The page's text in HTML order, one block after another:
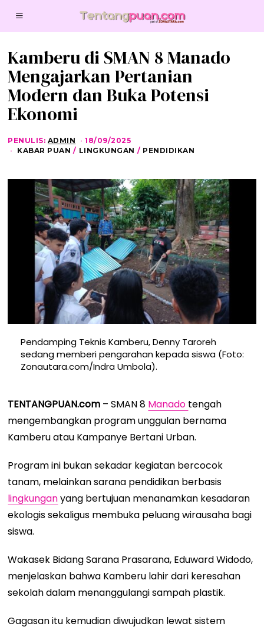
Kamberu di SMAN 8 Manado
Mengajarkan Pertanian
Modern dan Buka Potensi
Ekonomi
PENULIS: ADMIN 18/09/2025
8
9
/
2
0
2
5
KABAR PUAN / LINGKUNGAN / PENDIDIKAN
Pendamping Teknis Kamberu, Denny Taroreh
sedang memberi pengarahan kepada siswa (Foto:
Zonautara.com/Indra Umbola).
TENTANGPUAN.com – SMAN 8 Manado tengah
mengembangkan program unggulan bernama
Kamberu atau Kampanye Bertani Urban.
Program ini bukan sekadar kegiatan bercocok
tanam, melainkan sarana pendidikan berbasis
lingkunganyang bertujuan menanamkan kesadaran
ekologis sekaligus membuka peluang wirausaha bagi
siswa.
Wakasek Bidang Sarana Prasarana, Eduward Widodo,
menjelaskan bahwa Kamberu lahir dari keresahan
sekolah dalam menanggulangi sampah plastik.
Gagasan itu kemudian diwujudkan lewat sistem